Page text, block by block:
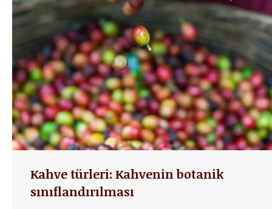
Kahve türleri: Kahvenin botanik
sınıflandırılması